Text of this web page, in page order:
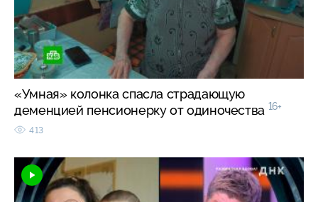
«Умная» колонка спасла страдающую
деменцией пенсионерку от одиночества 16+
413